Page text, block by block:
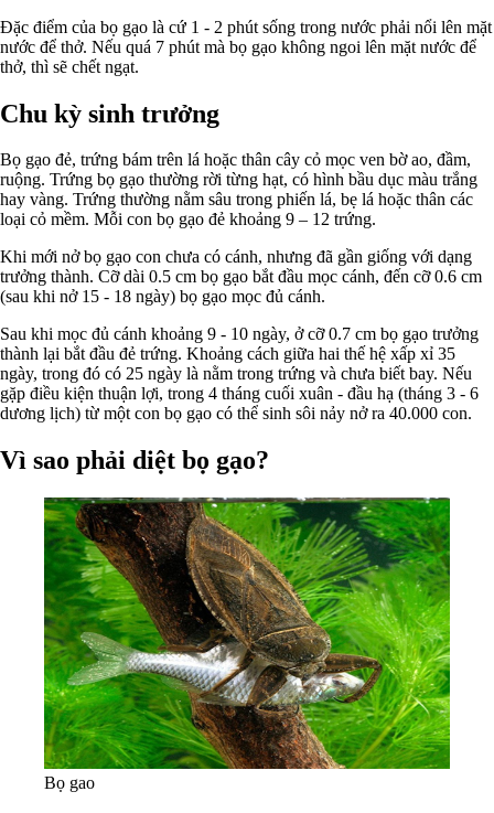
Đặc điểm của bọ gạo là cứ 1 - 2 phút sống trong nước phải nổi lên mặt
nước để thở. Nếu quá 7 phút mà bọ gạo không ngoi lên mặt nước để
thở, thì sẽ chết ngạt.
Chu kỳ sinh trưởng
Bọ gạo đẻ, trứng bám trên lá hoặc thân cây cỏ mọc ven bờ ao, đầm,
ruộng. Trứng bọ gạo thường rời từng hạt, có hình bầu dục màu trắng
hay vàng. Trứng thường nằm sâu trong phiến lá, bẹ lá hoặc thân các
loại cỏ mềm. Mỗi con bọ gạo đẻ khoảng 9 – 12 trứng.
Khi mới nở bọ gạo con chưa có cánh, nhưng đã gần giống với dạng
trưởng thành. Cỡ dài 0.5 cm bọ gạo bắt đầu mọc cánh, đến cỡ 0.6 cm
(sau khi nở 15 - 18 ngày) bọ gạo mọc đủ cánh.
Sau khi mọc đủ cánh khoảng 9 - 10 ngày, ở cỡ 0.7 cm bọ gạo trưởng
thành lại bắt đầu đẻ trứng. Khoảng cách giữa hai thế hệ xấp xỉ 35
ngày, trong đó có 25 ngày là nằm trong trứng và chưa biết bay. Nếu
gặp điều kiện thuận lợi, trong 4 tháng cuối xuân - đầu hạ (tháng 3 - 6
dương lịch) từ một con bọ gạo có thể sinh sôi nảy nở ra 40.000 con.
Vì sao phải diệt bọ gạo?
Bọ gao